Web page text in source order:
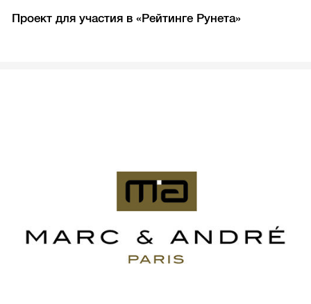
Проект для участия в «Рейтинге Рунета»